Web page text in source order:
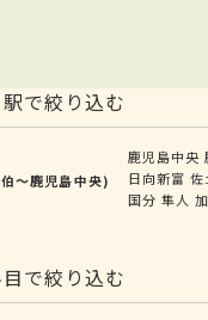
で絞り込む
～鹿児島中央)
鹿児島中央
日向新富 佐
国分 隼人
で絞り込む